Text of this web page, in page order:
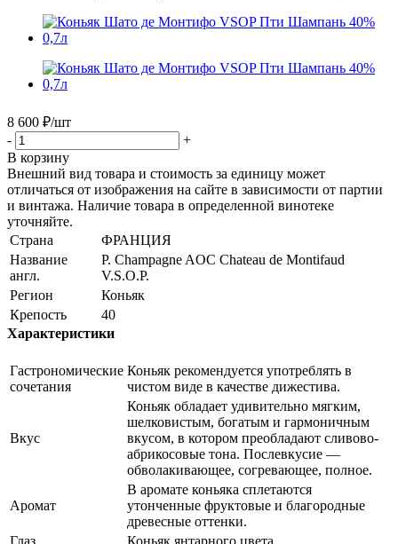
8 600 ₽/шт
-
+
В корзину
Внешний вид товара и стоимость за единицу может
отличаться от изображения на сайте в зависимости от партии
и винтажа. Наличие товара в определенной винотеке
уточняйте.
Страна
ФРАНЦИЯ
Название
англ.
P. Champagne AOC Chateau de Montifaud
V.S.O.P.
Регион
Коньяк
Крепость
40
Характеристики
Гастрономические
сочетания
Коньяк рекомендуется употреблять в
чистом виде в качестве дижестива.
Вкус
Коньяк обладает удивительно мягким,
шелковистым, богатым и гармоничным
вкусом, в котором преобладают сливово-
абрикосовые тона. Послевкусие —
обволакивающее, согревающее, полное.
Аромат
В аромате коньяка сплетаются
утонченные фруктовые и благородные
древесные оттенки.
Глаз
Коньяк янтарного цвета.